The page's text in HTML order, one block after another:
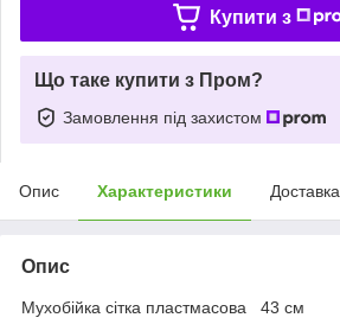
Купити з
Що таке купити з Пром?
Замовлення під захистом
Опис Характеристики Доставка
Опис
Мухобійка сітка пластмасова 43 см